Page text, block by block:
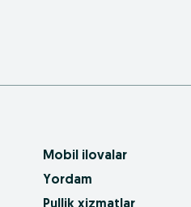
Mobil ilovalar
Yordam
Pullik xizmatlar